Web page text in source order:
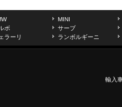
MINI
ボ
サーブ
ラーリ ランボルギーニ
輸入